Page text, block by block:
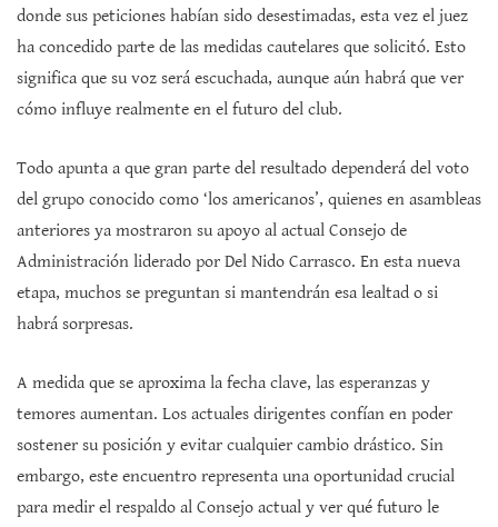
donde sus peticiones habían sido desestimadas, esta vez el juez
ha concedido parte de las medidas cautelares que solicitó. Esto
significa que su voz será escuchada, aunque aún habrá que ver
cómo influye realmente en el futuro del club.
Todo apunta a que gran parte del resultado dependerá del voto
del grupo conocido como ‘los americanos’, quienes en asambleas
anteriores ya mostraron su apoyo al actual Consejo de
Administración liderado por Del Nido Carrasco. En esta nueva
etapa, muchos se preguntan si mantendrán esa lealtad o si
habrá sorpresas.
A medida que se aproxima la fecha clave, las esperanzas y
temores aumentan. Los actuales dirigentes confían en poder
sostener su posición y evitar cualquier cambio drástico. Sin
embargo, este encuentro representa una oportunidad crucial
para medir el respaldo al Consejo actual y ver qué futuro le